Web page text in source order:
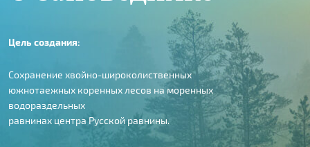
Цель создания:
Сохранение хвойно-широколиственных
южнотаежных коренных лесов на моренных
водораздельных
равнинах центра Русской равнины.